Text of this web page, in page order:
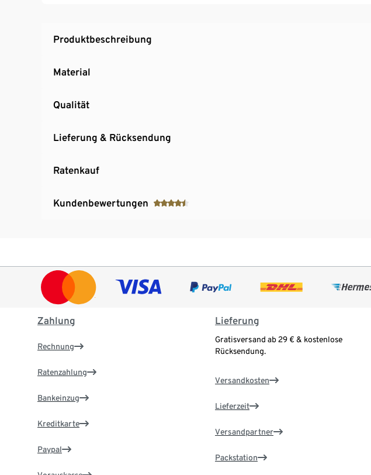
Produktbeschreibung
Material
Qualität
Lieferung & Rücksendung
Ratenkauf
Kundenbewertungen
Zahlung
Rechnung
Ratenzahlung
Bankeinzug
Kreditkarte
Paypal
Lieferung
Gratisversand ab 29 € & kostenlose
Rücksendung.
Versandkosten
Lieferzeit
Versandpartner
Packstation